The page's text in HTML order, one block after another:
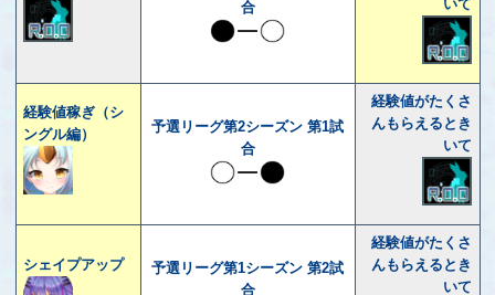
合
いて
経験値稼ぎ（シ
ングル編）
予選リーグ第2シーズン 第1試
合
経験値がたくさ
んもらえるとき
いて
シェイプアップ
予選リーグ第1シーズン 第2試
合
経験値がたくさ
んもらえるとき
いて